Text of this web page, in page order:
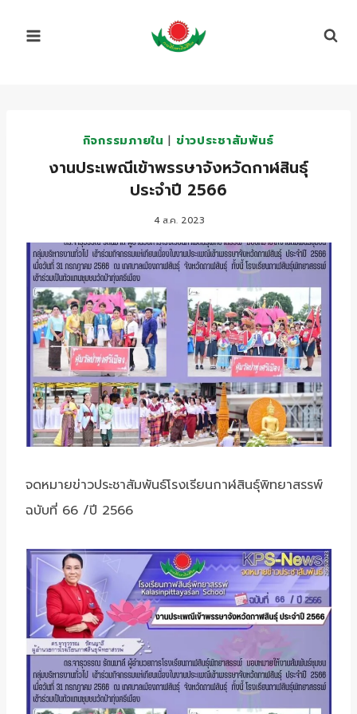
กิจกรรมภายใน | ข่าวประชาสัมพันธ์
งานประเพณีเข้าพรรษาจังหวัดกาฬสินธุ์
ประจำปี 2566
4 ส.ค. 2023
จดหมายข่าวประชาสัมพันธ์โรงเรียนกาฬสินธุ์พิทยาสรรพ์
ฉบับที่ 66 /ปี 2566